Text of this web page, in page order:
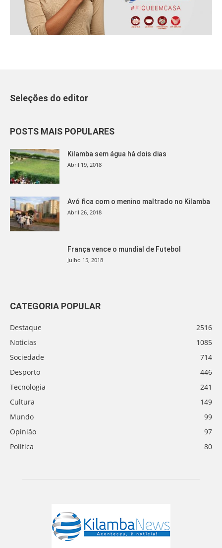
Seleções do editor
POSTS MAIS POPULARES
Kilamba sem água há dois dias
Abril 19, 2018
Avó fica com o menino maltrado no Kilamba
Abril 26, 2018
França vence o mundial de Futebol
Julho 15, 2018
CATEGORIA POPULAR
Destaque
2516
Noticias
1085
Sociedade
714
Desporto
446
Tecnologia
241
Cultura
149
Mundo
99
Opinião
97
Politica
80